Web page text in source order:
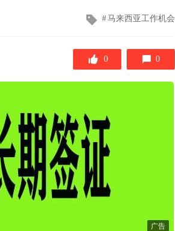
文
签
马来西亚工作机会
0 0
广告